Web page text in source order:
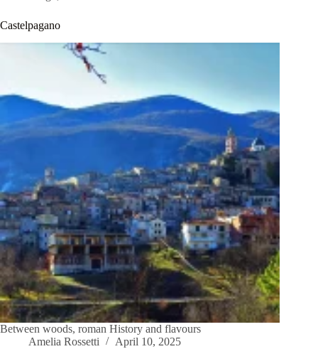
Castelpagano
Between woods, roman History and flavours
Amelia Rossetti
April 10, 2025